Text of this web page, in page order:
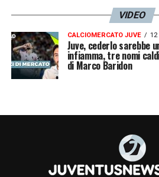
VIDEO
CALCIOMERCATO JUVE 12
Juve, cederlo sarebbe
infiamma, tre nomi
di Marco Baridon